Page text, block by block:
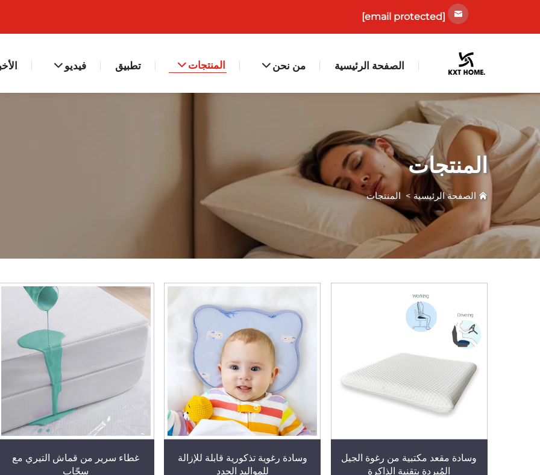
[email protected]
الصفحة الرئيسية من نحن المنتجات تطبيق فيديو
المنتجات
الصفحة الرئيسية >المنتجات
وسادة مقعد مكتبية من رغوة الجيل
المُبردة بتقنية الذاكرة
وسادة رغوية تذكورية قابلة للإزالة
للمواليد الجدد
غطاء سرير من قماش التيري مع
سحّاب